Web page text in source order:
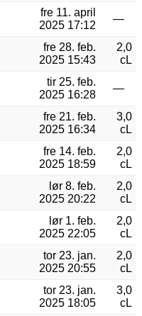
fre 11. april
2025 17:12
—
fre 28. feb.
2025 15:43
2,0
cL
tir 25. feb.
2025 16:28
—
fre 21. feb.
2025 16:34
3,0
cL
fre 14. feb.
2025 18:59
2,0
cL
lør 8. feb.
2025 20:22
2,0
cL
lør 1. feb.
2025 22:05
2,0
cL
tor 23. jan.
2025 20:55
2,0
cL
tor 23. jan.
2025 18:05
3,0
cL